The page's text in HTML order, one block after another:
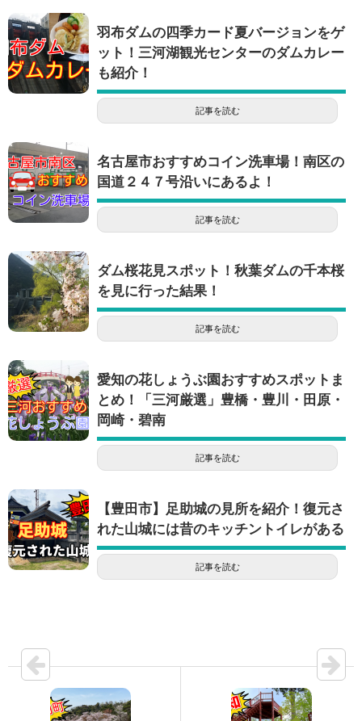
羽布ダムの四季カード夏バージョンをゲ
ット！三河湖観光センターのダムカレー
も紹介！
記事を読む
名古屋市おすすめコイン洗車場！南区の
国道２４７号沿いにあるよ！
記事を読む
ダム桜花見スポット！秋葉ダムの千本桜
を見に行った結果！
記事を読む
愛知の花しょうぶ園おすすめスポットま
とめ！「三河厳選」豊橋・豊川・田原・
岡崎・碧南
記事を読む
【豊田市】足助城の見所を紹介！復元さ
れた山城には昔のキッチントイレがある
記事を読む